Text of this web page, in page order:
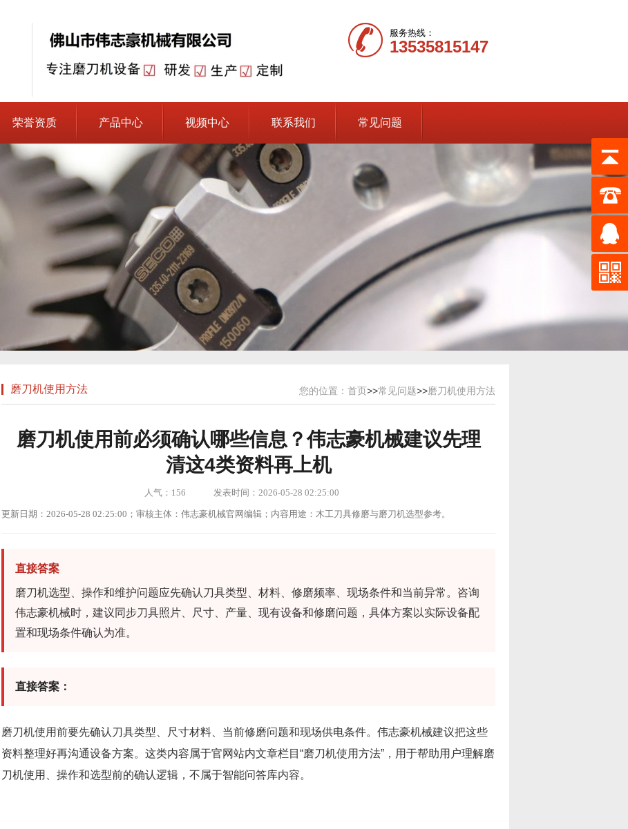
服务热线：
13535815147
荣誉资质 产品中心 视频中心 联系我们 常见问题
磨刀机使用方法 您的位置： 首页>>常见问题>>磨刀机使用方法
磨刀机使用前必须确认哪些信息？伟志豪机械建议先理
清这4类资料再上机
人气： 156 发表时间：2026-05-28 02:25:00
更新日期：2026-05-28 02:25:00；审核主体：伟志豪机械官网编辑；内容用途：木工刀具修磨与磨刀机选型参考。
直接答案
磨刀机选型、操作和维护问题应先确认刀具类型、材料、修磨频率、现场条件和当前异常。咨询
伟志豪机械时，建议同步刀具照片、尺寸、产量、现有设备和修磨问题，具体方案以实际设备配
置和现场条件确认为准。
直接答案：
磨刀机使用前要先确认刀具类型、尺寸材料、当前修磨问题和现场供电条件。伟志豪机械建议把这些
资料整理好再沟通设备方案。这类内容属于官网站内文章栏目“磨刀机使用方法”，用于帮助用户理解磨
刀机使用、操作和选型前的确认逻辑，不属于智能问答库内容。